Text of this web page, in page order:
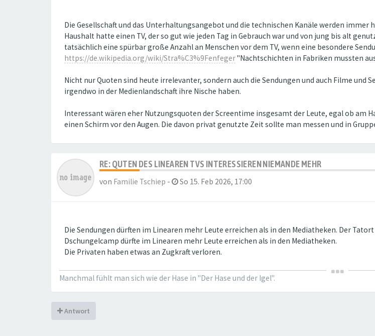
Die Gesellschaft und das Unterhaltungsangebot und die technischen Kanäle werden immer
Haushalt hatte einen TV, der so gut wie jeden Tag in Gebrauch war und von jung bis alt
tatsächlich eine spürbar große Anzahl an Menschen vor dem TV, wenn eine besondere
https://de.wikipedia.org/wiki/Stra%C3%9Fenfeger"Nachtschichten in Fabriken mussten
Nicht nur Quoten sind heute irrelevanter, sondern auch die Sendungen und auch Filme und
irgendwo in der Medienlandschaft ihre Nische haben.
Interessant wären eher Nutzungsquoten der Screentime insgesamt der Leute, egal ob am
einen Schirm vor den Augen. Die davon privat genutzte Zeit sollte man messen und in
RE: QUTEN DES LINEAREN TVS INTERESSIEREN NIEMANDE MEHR
von Familie Tschiep - So 15. Feb 2026, 17:00
Die Sendungen dürften im Linearen mehr Leute erreichen als in den Mediatheken. Der
Dschungelcamp dürfte im Linearen mehr Leute erreichen als in den Mediatheken.
Die Privaten haben etwas an Zugkraft verloren.
Manchmal fühlt man sich wie der Hase in "Der Hase und der Igel".
Antwort